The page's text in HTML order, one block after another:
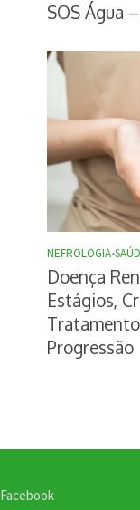
SOS Água
NEFROLOGIA•
Doença
Estágios,
Progressão
Facebook